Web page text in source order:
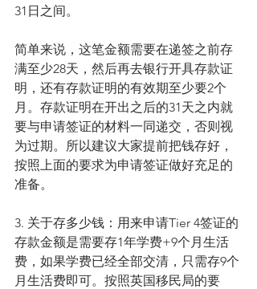
31日之间。
简单来说，这笔金额需要在递签之前存
满至少28天，然后再去银行开具存款证
明，还有存款证明的有效期至少要2个
月。存款证明在开出之后的31天之内就
要与申请签证的材料一同递交，否则视
为过期。所以建议大家提前把钱存好，
按照上面的要求为申请签证做好充足的
准备。
3. 关于存多少钱：用来申请Tier 4签证的
存款金额是需要存1年学费+9个月生活
费，如果学费已经全部交清，只需存9个
月生活费即可。按照英国移民局的要